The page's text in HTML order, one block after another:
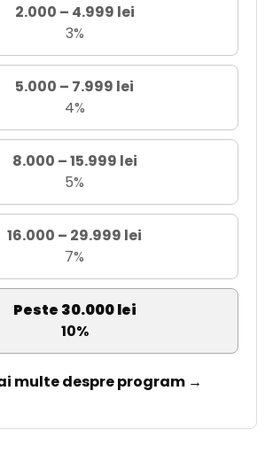
2.000 – 4.999 lei
3%
5.000 – 7.999 lei
4%
8.000 – 15.999 lei
5%
16.000 – 29.999 lei
7%
Peste 30.000 lei
10%
multe despre program →